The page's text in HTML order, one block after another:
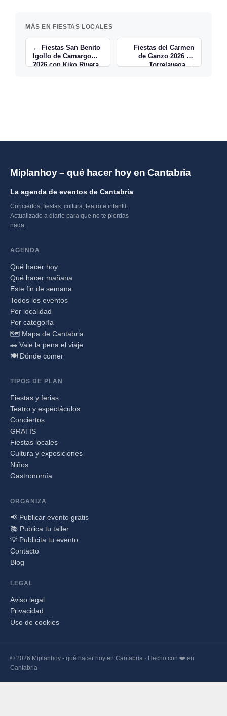
MÁS EN FIESTAS LOCALES
← Fiestas San Benito
Igollo de Camargo
2026 con Kiko Rivera
Fiestas del Carmen
de Ganzo 2026 en
Torrelavega →
Miplanhoy – qué hacer hoy en Cantabria
La agenda de eventos de Cantabria
Conciertos, fiestas, cultura, teatro e infantil.
Actualizado a diario para que no te pierdas
nada.
AGENDA
Qué hacer hoy
Qué hacer mañana
Este fin de semana
Todos los eventos
Por localidad
Por categoría
🗺️ Mapa de Cantabria
🚗 Vale la pena el viaje
🍽️ Dónde comer
TIPOS DE PLAN
Fiestas y ferias
Teatro y espectáculos
Conciertos
GRATIS
Fiestas locales
Cultura y exposiciones
Niños
Gastronomía
ORGANIZA
📢 Publicar evento gratis
📚 Publica tu taller
💡 Publicita tu evento
Contacto
Blog
LEGAL
Aviso legal
Privacidad
Uso de cookies
© 2026 Miplanhoy - qué hacer hoy en Cantabria · Hecho con ❤️ en
Cantabria